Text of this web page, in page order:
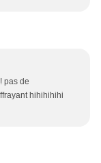
pas de
hihihihihi